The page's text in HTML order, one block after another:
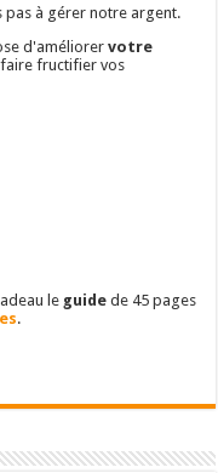
pas à gérer notre argent.
d'améliorervotre
fructifier vos
le guide de 45 pages
.